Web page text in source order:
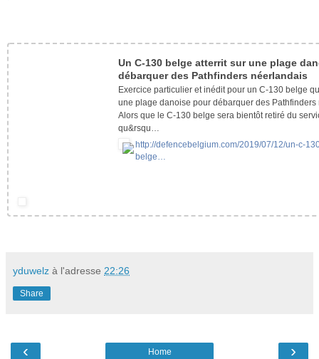
Un C-130 belge atterrit sur une plage
débarquer des Pathfinders néerlandais
Exercice particulier et inédit pour un C-130 belge
une plage danoise pour débarquer des Pathfinders
Alors que le C-130 belge sera bientôt retiré du
qu&rsqu…
http://defencebelgium.com/2019/07/12/un-c-
belge…
yduwelz à l'adresse 22:26
Share
‹ ›
Home